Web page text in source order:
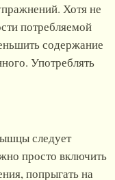
Хотя не
потребляемой
содержание
Употреблять
следует
просто включить
попрыгать на